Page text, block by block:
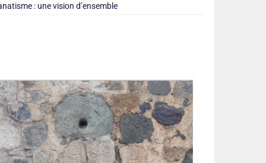
: une vision d’ensemble